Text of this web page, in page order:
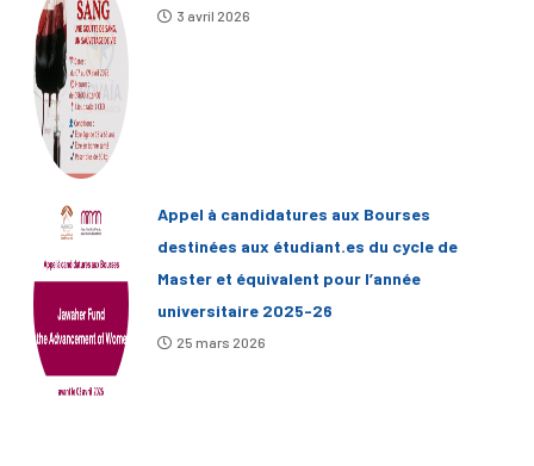
3 avril 2026
Appel à candidatures aux Bourses
destinées aux étudiant.es du cycle de
Master et équivalent pour l’année
universitaire 2025-26
25 mars 2026